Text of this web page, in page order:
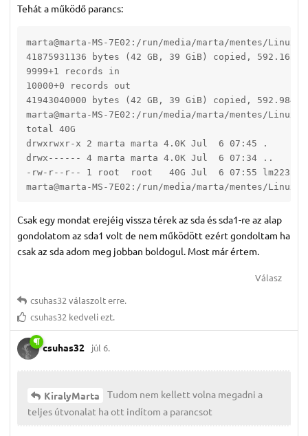
Tehát a működő parancs:
marta@marta-MS-7E02:/run/media/marta/mentes/
41875931136 bytes (42 GB, 39 GiB) copied, 592.162
9999+1 records in
10000+0 records out
41943040000 bytes (42 GB, 39 GiB) copied, 592.984
marta@marta-MS-7E02:/run/media/marta/mentes/
total 40G
drwxrwxr-x 2 marta marta 4.0K Jul  6 07:45 .
drwx------ 4 marta marta 4.0K Jul  6 07:34 ..
-rw-r--r-- 1 root  root   40G Jul  6 07:55
marta@marta-MS-7E02:/run/media/marta/mentes/
Csak egy mondat erejéig vissza térek az sda és sda1-re az alap
gondolatom az sda1 volt de nem működött ezért gondoltam ha
csak az sda adom meg jobban boldogul. Most már értem.
Válasz
csuhas32 válaszolt erre.
csuhas32 kedveli ezt.
csuhas32 júl 6.
KiralyMarta
Tudom nem kellett volna megadni a
teljes útvonalat ha ott indítom a parancsot